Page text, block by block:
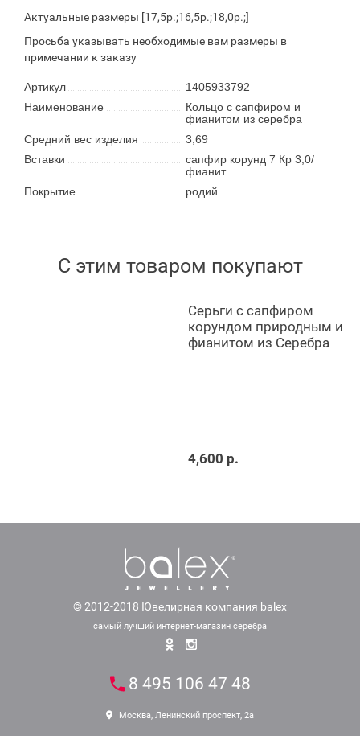
Актуальные размеры [17,5р.;16,5р.;18,0р.;]
Просьба указывать необходимые вам размеры в
примечании к заказу
Артикул
1405933792
Наименование
Кольцо с сапфиром и
фианитом из серебра
Средний вес изделия
3,69
Вставки
сапфир корунд 7 Кр 3,0/
фианит
Покрытие
родий
С этим товаром покупают
Серьги с сапфиром
корундом природным и
фианитом из Серебра
4,600 р.
© 2012-2018 Ювелирная компания balex
самый лучший интернет-магазин серебра
8 495 106 47 48
Москва, Ленинский проспект, 2а